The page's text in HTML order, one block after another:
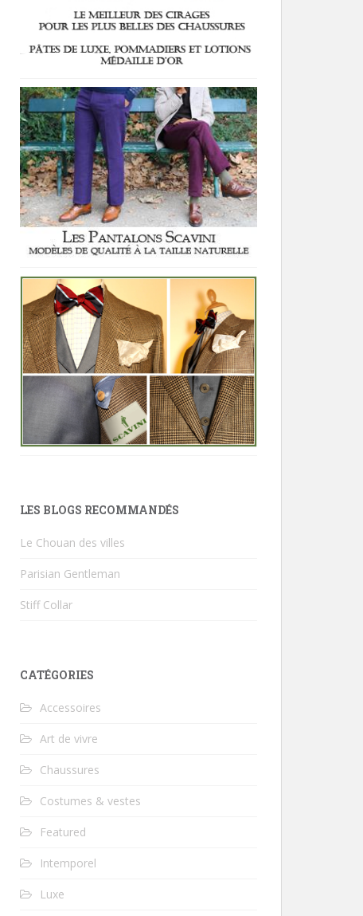
LES BLOGS RECOMMANDÉS
Le Chouan des villes
Parisian Gentleman
Stiff Collar
CATÉGORIES
Accessoires
Art de vivre
Chaussures
Costumes & vestes
Featured
Intemporel
Luxe